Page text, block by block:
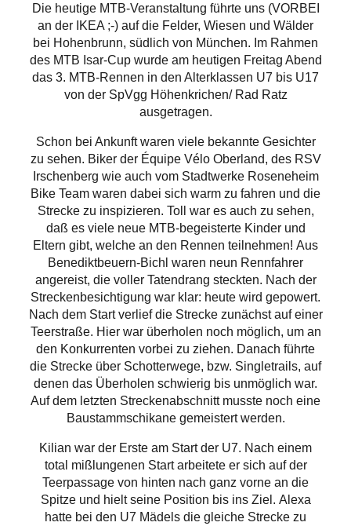
Die heutige MTB-Veranstaltung führte uns (VORBEI
an der IKEA ;-) auf die Felder, Wiesen und Wälder
bei Hohenbrunn, südlich von München. Im Rahmen
des MTB Isar-Cup wurde am heutigen Freitag Abend
das 3. MTB-Rennen in den Alterklassen U7 bis U17
von der SpVgg Höhenkrichen/ Rad Ratz
ausgetragen.
Schon bei Ankunft waren viele bekannte Gesichter
zu sehen. Biker der Équipe Vélo Oberland, des RSV
Irschenberg wie auch vom Stadtwerke Roseneheim
Bike Team waren dabei sich warm zu fahren und die
Strecke zu inspizieren. Toll war es auch zu sehen,
daß es viele neue MTB-begeisterte Kinder und
Eltern gibt, welche an den Rennen teilnehmen! Aus
Benediktbeuern-Bichl waren neun Rennfahrer
angereist, die voller Tatendrang steckten. Nach der
Streckenbesichtigung war klar: heute wird gepowert.
Nach dem Start verlief die Strecke zunächst auf einer
Teerstraße. Hier war überholen noch möglich, um an
den Konkurrenten vorbei zu ziehen. Danach führte
die Strecke über Schotterwege, bzw. Singletrails, auf
denen das Überholen schwierig bis unmöglich war.
Auf dem letzten Streckenabschnitt musste noch eine
Baustammschikane gemeistert werden.
Kilian war der Erste am Start der U7. Nach einem
total mißlungenen Start arbeitete er sich auf der
Teerpassage von hinten nach ganz vorne an die
Spitze und hielt seine Position bis ins Ziel. Alexa
hatte bei den U7 Mädels die gleiche Strecke zu